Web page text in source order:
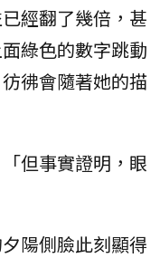
經翻了幾倍，甚
綠色的數字跳動
彿會隨著她的描
但事實證明，眼
陽側臉此刻顯得